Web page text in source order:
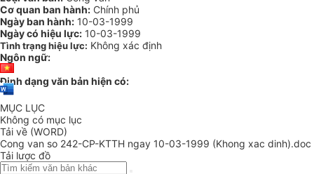
Cơ quan ban hành: Chính phủ
Ngày ban hành: 10-03-1999
Ngày có hiệu lực: 10-03-1999
Tình trạng hiệu lực: Không xác định
Ngôn ngữ:
Định dạng văn bản hiện có:
MỤC LỤC
Không có mục lục
Tải về (WORD)
Cong van so 242-CP-KTTH ngay 10-03-1999 (Khong xac dinh).doc
Tải lược đồ